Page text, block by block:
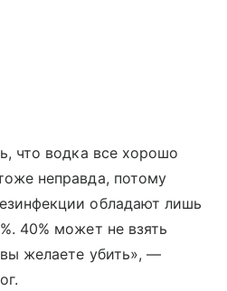
что водка все хорошо
неправда, потому
обладают лишь
40% может не взять
желаете убить», —